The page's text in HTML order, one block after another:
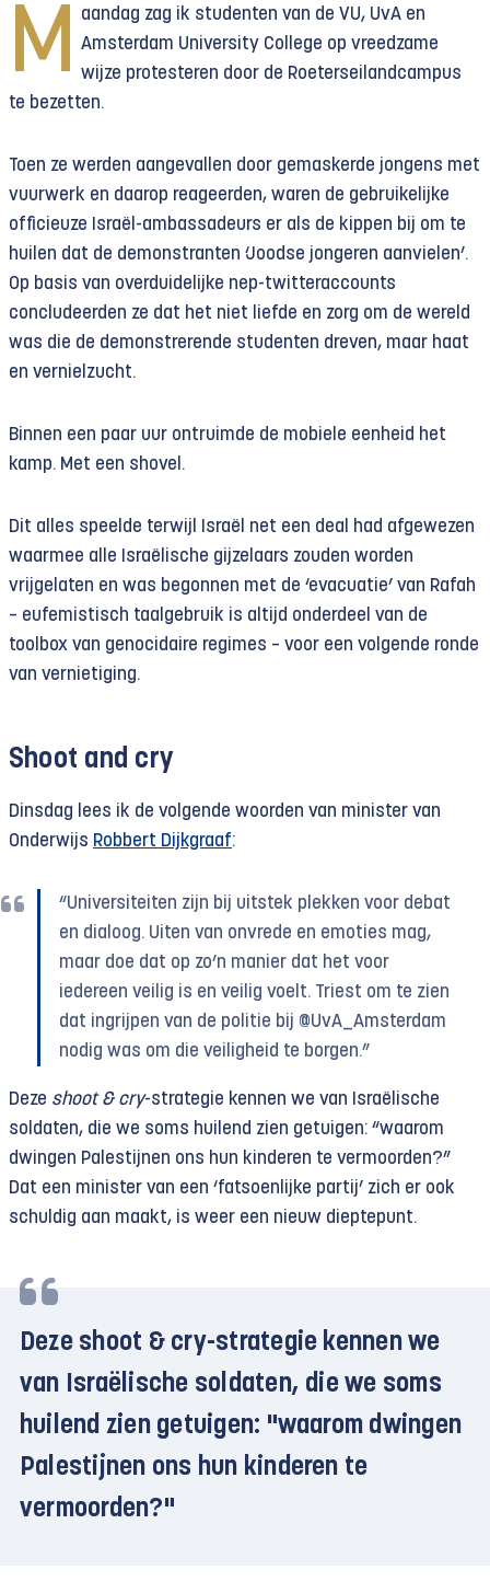
M
aandag zag ik studenten van de VU, UvA en
Amsterdam University College op vreedzame
wijze protesteren door de Roeterseilandcampus
te bezetten.
Toen ze werden aangevallen door gemaskerde jongens met
vuurwerk en daarop reageerden, waren de gebruikelijke
officieuze Israël-ambassadeurs er als de kippen bij om te
huilen dat de demonstranten ‘Joodse jongeren aanvielen’.
Op basis van overduidelijke nep-twitteraccounts
concludeerden ze dat het niet liefde en zorg om de wereld
was die de demonstrerende studenten dreven, maar haat
en vernielzucht.
Binnen een paar uur ontruimde de mobiele eenheid het
kamp. Met een shovel.
Dit alles speelde terwijl Israël net een deal had afgewezen
waarmee alle Israëlische gijzelaars zouden worden
vrijgelaten en was begonnen met de ‘evacuatie’ van Rafah
– eufemistisch taalgebruik is altijd onderdeel van de
toolbox van genocidaire regimes – voor een volgende ronde
van vernietiging.
Shoot and cry
Dinsdag lees ik de volgende woorden van minister van
Onderwijs Robbert Dijkgraaf:
“Universiteiten zijn bij uitstek plekken voor debat
en dialoog. Uiten van onvrede en emoties mag,
maar doe dat op zo’n manier dat het voor
iedereen veilig is en veilig voelt. Triest om te zien
dat ingrijpen van de politie bij @UvA_Amsterdam
nodig was om die veiligheid te borgen.”
Deze shoot & cry-strategie kennen we van Israëlische
soldaten, die we soms huilend zien getuigen: “waarom
dwingen Palestijnen ons hun kinderen te vermoorden?”
Dat een minister van een ‘fatsoenlijke partij’ zich er ook
schuldig aan maakt, is weer een nieuw dieptepunt.
Deze shoot & cry-strategie kennen we
van Israëlische soldaten, die we soms
huilend zien getuigen: "waarom dwingen
Palestijnen ons hun kinderen te
vermoorden?"